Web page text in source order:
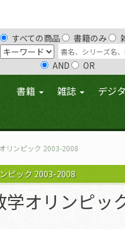
すべての商品 書籍のみ
AND OR
書籍 雑誌 デジ
リンピック 2003-2008
ピック 2003-2008
学オリンピッ